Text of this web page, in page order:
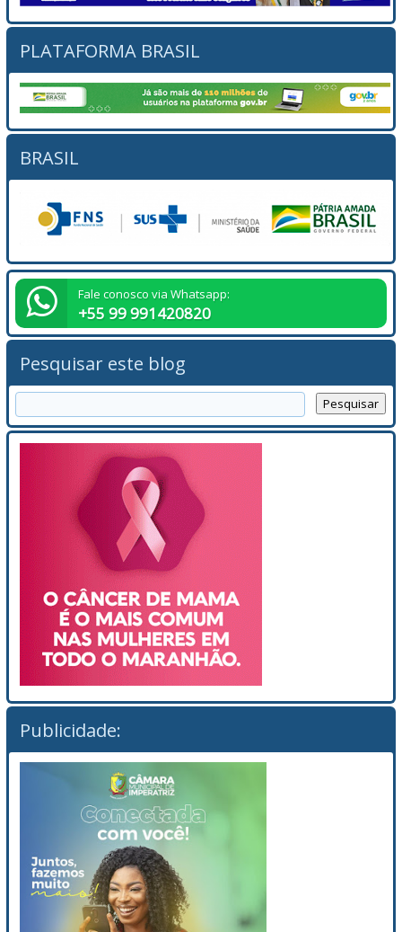
PLATAFORMA BRASIL
BRASIL
Fale conosco via Whatsapp:
+55 99 991420820
Pesquisar este blog
Publicidade: